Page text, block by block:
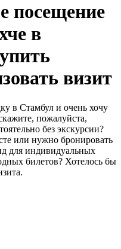
посещение
в
визит
в Стамбул и очень хочу
пожалуйста,
без экскурсии?
или нужно бронировать
для индивидуальных
билетов? Хотелось бы